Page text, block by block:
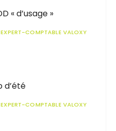
« d’usage »
EXPERT-COMPTABLE VALOXY
d’été
EXPERT-COMPTABLE VALOXY